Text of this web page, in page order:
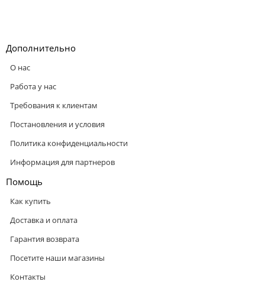
Дополнительно
О нас
Работа у нас
Требования к клиентам
Постановления и условия
Политика конфиденциальности
Информация для партнеров
Помощь
Как купить
Доставка и оплата
Гарантия возврата
Посетите наши магазины
Контакты